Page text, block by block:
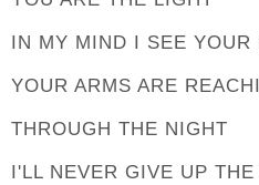
IN MY MIND I SEE YOUR
YOUR ARMS ARE
THROUGH THE NIGHT
I'LL NEVER GIVE UP